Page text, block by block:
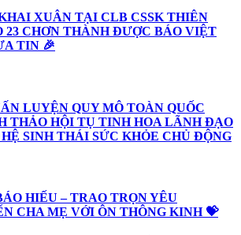
XUÂN TẠI CLB CSSK THIÊN
23 CHƠN THÀNH ĐƯỢC BÁO VIỆT
TIN 🎉
LUYỆN QUY MÔ TOÀN QUỐC
THẢO HỘI TỤ TINH HOA LÃNH ĐẠO
SINH THÁI SỨC KHỎE CHỦ ĐỘNG
HIẾU – TRAO TRỌN YÊU
CHA MẸ VỚI ÔN THÔNG KINH 💝